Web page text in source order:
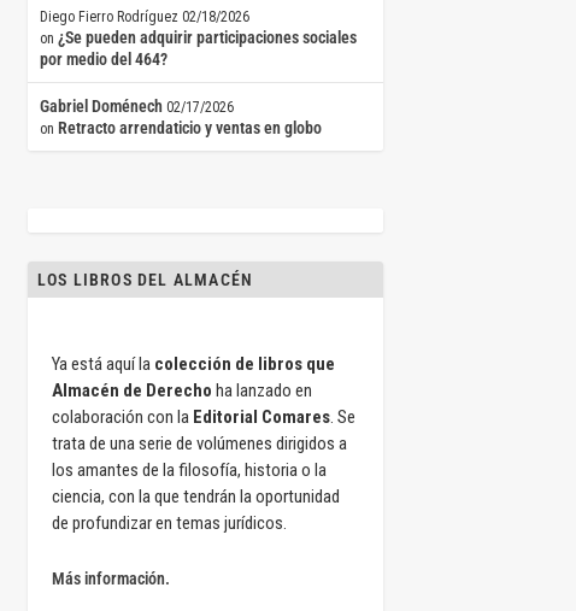
Diego Fierro Rodríguez 02/18/2026
on ¿Se pueden adquirir participaciones sociales
por medio del 464?
Gabriel Doménech 02/17/2026
on Retracto arrendaticio y ventas en globo
LOS LIBROS DEL ALMACÉN
Ya está aquí la colección de libros que
Almacén de Derecho ha lanzado en
colaboración con la Editorial Comares. Se
trata de una serie de volúmenes dirigidos a
los amantes de la filosofía, historia o la
ciencia, con la que tendrán la oportunidad
de profundizar en temas jurídicos.
Más información.